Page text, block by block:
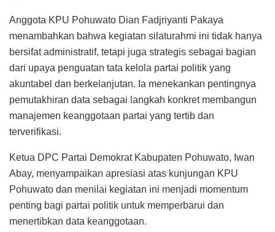
Anggota KPU Pohuwato Dian Fadjriyanti Pakaya
menambahkan bahwa kegiatan silaturahmi ini tidak hanya
bersifat administratif, tetapi juga strategis sebagai bagian
dari upaya penguatan tata kelola partai politik yang
akuntabel dan berkelanjutan. Ia menekankan pentingnya
pemutakhiran data sebagai langkah konkret membangun
manajemen keanggotaan partai yang tertib dan
terverifikasi.
Ketua DPC Partai Demokrat Kabupaten Pohuwato, Iwan
Abay, menyampaikan apresiasi atas kunjungan KPU
Pohuwato dan menilai kegiatan ini menjadi momentum
penting bagi partai politik untuk memperbarui dan
menertibkan data keanggotaan.